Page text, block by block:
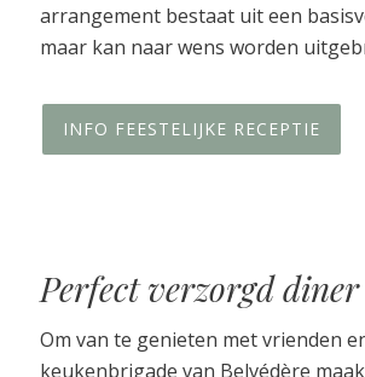
arrangement bestaat uit een
maar kan naar wens worden
INFO FEESTELIJKE RECEPTIE
Perfect verzorgd diner
Om van te genieten met vrienden
keukenbrigade van Belvédère